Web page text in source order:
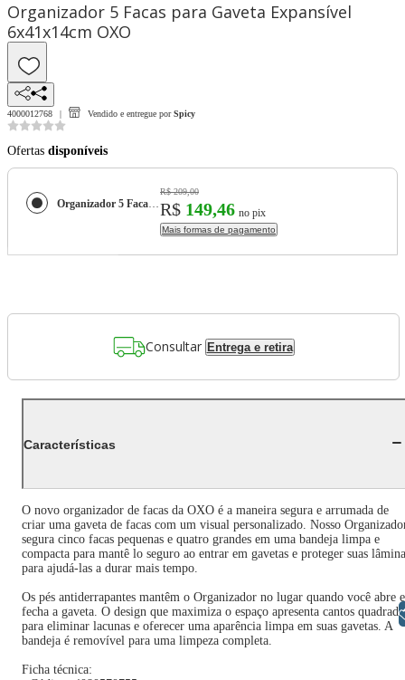
Organizador 5 Facas para Gaveta Expansível
6x41x14cm OXO
4000012768 Vendido e entregue por Spicy
Ofertas disponíveis
Organizador 5 Facas para Gaveta Expansível 6x41x14cm OXO
R$ 209,00
R$ 149,46 no pix
Mais formas de pagamento
Consultar Entrega e retira
Características
O novo organizador de facas da OXO é a maneira segura e arrumada de
criar uma gaveta de facas com um visual personalizado. Nosso
segura cinco facas pequenas e quatro grandes em uma bandeja limpa e
compacta para mantê lo seguro ao entrar em gavetas e proteger suas
para ajudá-las a durar mais tempo.
Os pés antiderrapantes mantêm o Organizador no lugar quando você abre e
fecha a gaveta. O design que maximiza o espaço apresenta cantos
para eliminar lacunas e oferecer uma aparência limpa em suas gavetas. A
bandeja é removível para uma limpeza completa.
Ficha técnica:
Libras